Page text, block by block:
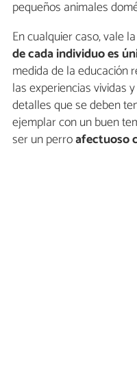
pequeños animales
En cualquier caso, vale
de cada individuo es
medida de la educación
las experiencias vividas
detalles que se deben
ejemplar con un buen
ser un perroafectuoso